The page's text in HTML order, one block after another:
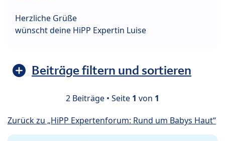
Herzliche Grüße
wünscht deine HiPP Expertin Luise
Beiträge filtern und sortieren
2 Beiträge • Seite 1 von 1
Zurück zu „HiPP Expertenforum: Rund um Babys Haut“